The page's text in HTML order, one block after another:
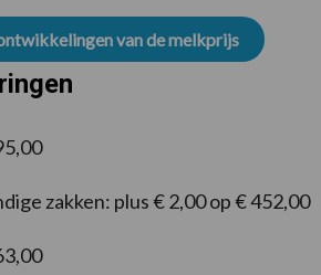
van de melkprijs
zakken: plus € 2,00 op € 452,00